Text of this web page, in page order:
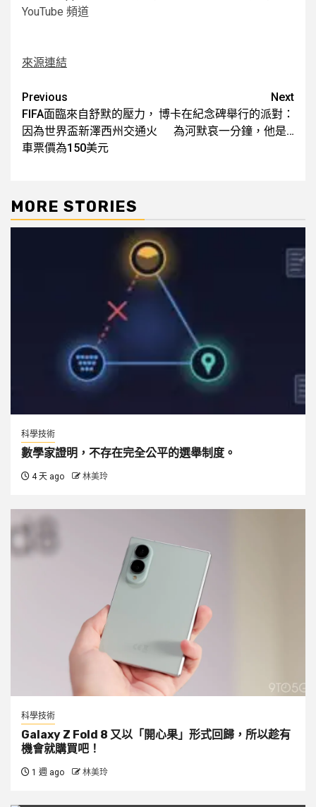
YouTube 頻道
來源連結
Post
navigation
Previous
FIFA面臨來自舒默的壓力，
因為世界盃新澤西州交通火
車票價為150美元
Next
博卡在紀念碑舉行的派對：
為河默哀一分鐘，他是…
MORE STORIES
科學技術
數學家證明，不存在完全公平的選舉制度。
4 天 ago 林美玲
科學技術
Galaxy Z Fold 8 又以「開心果」形式回歸，所以趁有
機會就購買吧！
1 週 ago 林美玲